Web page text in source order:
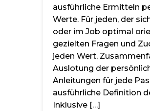
ausführliche Ermitteln
Werte. Für jeden, der
oder im Job optimal
gezielten Fragen und
jeden Wert,
Auslotung der
Anleitungen für jede
ausführliche Definition
Inklusive […]